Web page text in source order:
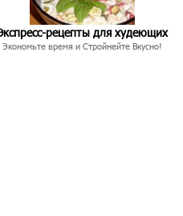
рецепты для худеющих
Экономьте время и Стройнейте Вкусно!